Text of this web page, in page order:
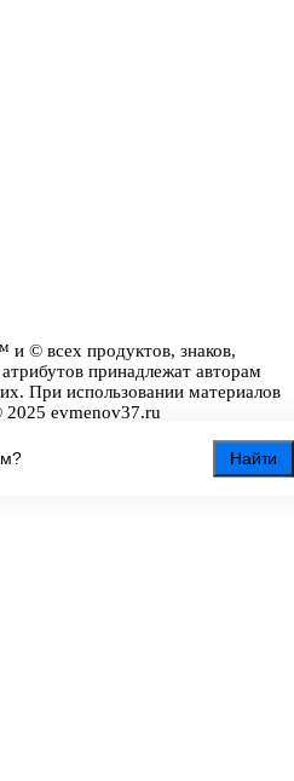
Найти
© всех продуктов, знаков,
принадлежат авторам
При использовании материалов
2025 evmenov37.ru